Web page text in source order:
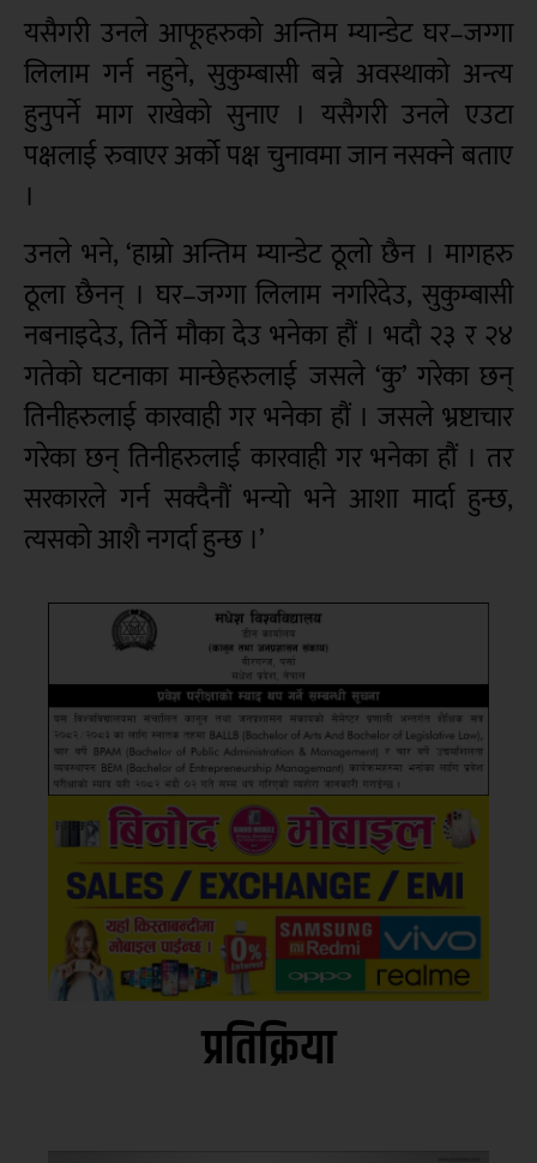
यसैगरी उनले आफूहरुको अन्तिम म्यान्डेट घर–जग्गा
लिलाम गर्न नहुने, सुकुम्बासी बन्ने अवस्थाको अन्त्य
हुनुपर्ने माग राखेको सुनाए । यसैगरी उनले एउटा
पक्षलाई रुवाएर अर्को पक्ष चुनावमा जान नसक्ने बताए
।
उनले भने, ‘हाम्रो अन्तिम म्यान्डेट ठूलो छैन । मागहरु
ठूला छैनन् । घर–जग्गा लिलाम नगरिदेउ, सुकुम्बासी
नबनाइदेउ, तिर्ने मौका देउ भनेका हौं । भदौ २३ र २४
गतेको घटनाका मान्छेहरुलाई जसले ‘कु’ गरेका छन्
तिनीहरुलाई कारवाही गर भनेका हौं । जसले भ्रष्टाचार
गरेका छन् तिनीहरुलाई कारवाही गर भनेका हौं । तर
सरकारले गर्न सक्दैनौं भन्यो भने आशा मार्दा हुन्छ,
त्यसको आशै नगर्दा हुन्छ ।’
प्रतिक्रिया